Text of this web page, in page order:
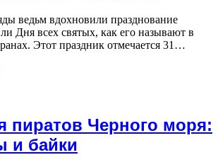
ведьм вдохновили празднование
Дня всех святых, как его называют в
Этот праздник отмечается 31…
пиратов Черного моря:
и байки